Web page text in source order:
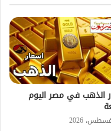
الذهب في مصر اليوم